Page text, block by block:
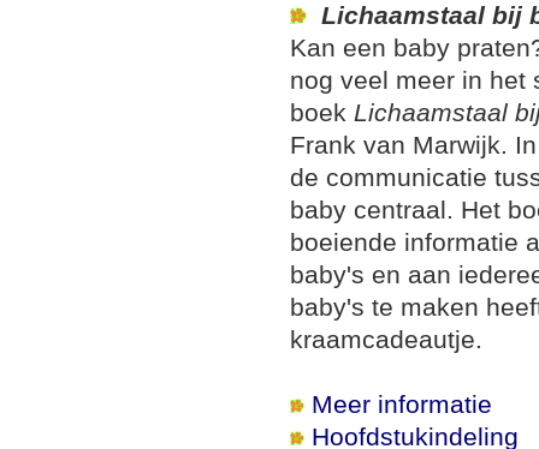
Lichaamstaal bij
Kan een baby
nog veel meer in het
boek Lichaamstaal
Frank van Marwijk.
de communicatie
baby centraal. Het
boeiende informatie
baby's en aan
baby's te maken
kraamcadeautje.
Meer informatie
Hoofdstukindeling